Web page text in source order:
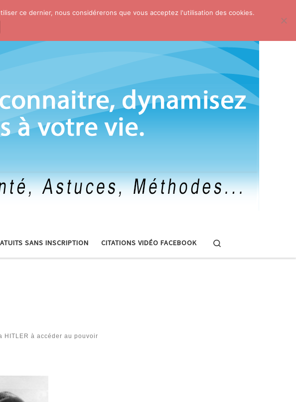
SANS INSCRIPTION CITATIONS VIDÉO FACEBOOK
HITLER à accéder au pouvoir
ce dernier, nous considérerons que vous acceptez l'utilisation des cookies.